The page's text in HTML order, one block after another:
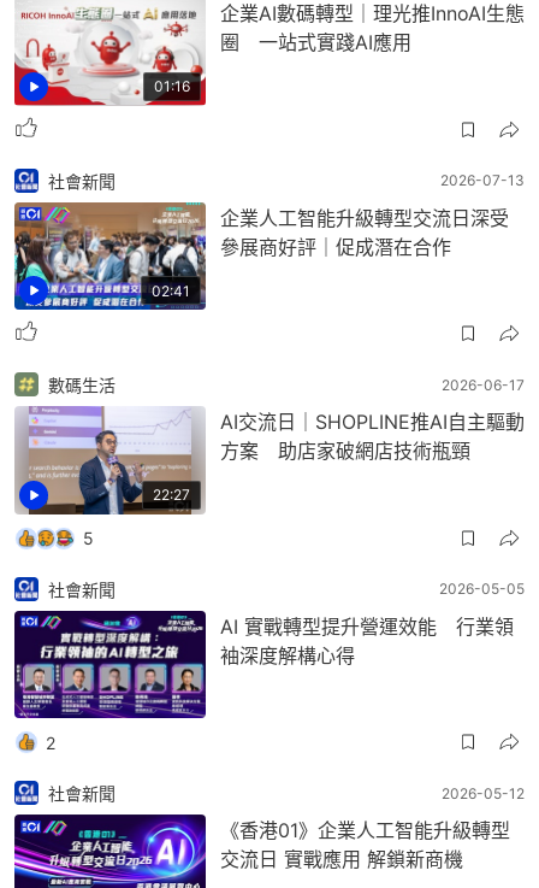
01:16
企業AI數碼轉型｜理光推InnoAI生態
圈 一站式實踐AI應用
02:41
社會新聞 2026-07-13
企業人工智能升級轉型交流日深受
參展商好評｜促成潛在合作
22:27
數碼生活 2026-06-17
AI交流日｜SHOPLINE推AI自主驅動
方案 助店家破網店技術瓶頸
5
社會新聞 2026-05-05
AI 實戰轉型提升營運效能 行業領
袖深度解構心得
2
社會新聞 2026-05-12
《香港01》企業人工智能升級轉型
交流日 實戰應用 解鎖新商機